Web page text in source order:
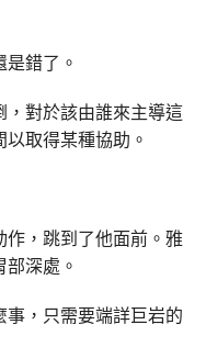
錯了。
對於該由誰來主導這
取得某種協助。
，跳到了他面前。雅
深處。
，只需要端詳巨岩的